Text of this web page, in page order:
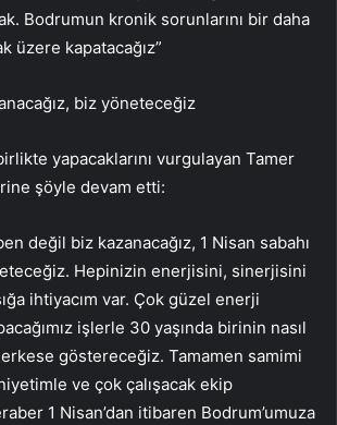
Bodrumun kronik sorunlarını bir daha
üzere kapatacağız”
biz yöneteceğiz
yapacaklarını vurgulayan Tamer
şöyle devam etti:
değil biz kazanacağız, 1 Nisan sabahı
Hepinizin enerjisini, sinerjisini
ihtiyacım var. Çok güzel enerji
işlerle 30 yaşında birinin nasıl
göstereceğiz. Tamamen samimi
ve çok çalışacak ekip
1 Nisan’dan itibaren Bodrum’umuza